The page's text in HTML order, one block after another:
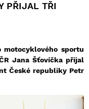
PŘIJAL TŘI
motocyklového sportu
Jana Šťovíčka přijal
České republiky Petr